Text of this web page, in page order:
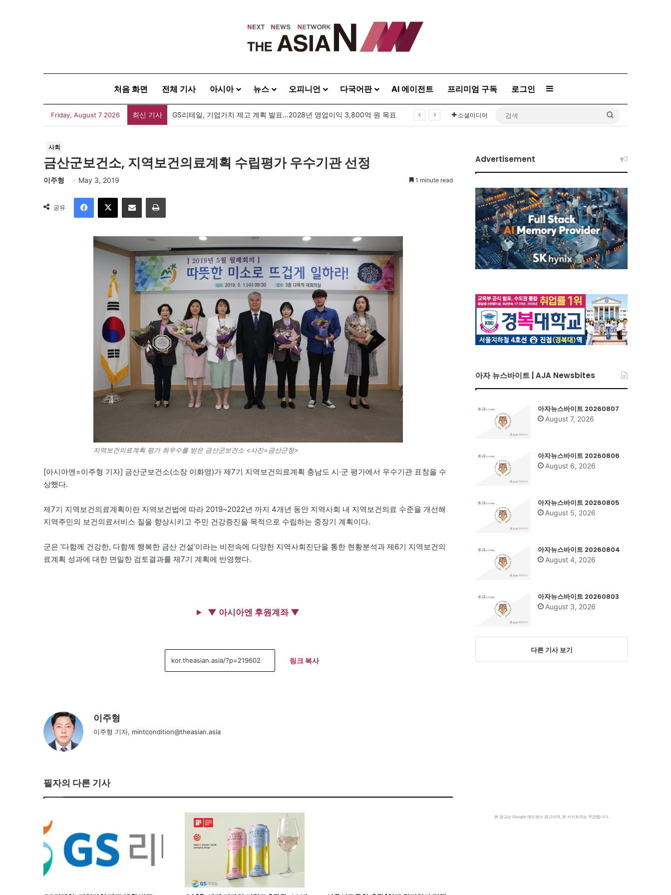
처음 화면 전체 기사 아시아 뉴스 오피니언 다국어판 AI 에이전트 프리미엄 구독 로그인 Sidebar
Friday, August 7 2026 최신 기사 GS리테일, 기업가치 제고 계획 발표…2028년 영업이익 3,800억 원 목표 소셜미디어
사회
금산군보건소, 지역보건의료계획 수립평가 우수기관 선정
이주형 May 3, 2019 1 minute read
공유
이메일
지역보건의료계획 평가 최우수를 받은 금산군보건소 <사진=금산군청>
[아시아엔=이주형 기자] 금산군보건소(소장 이화영)가 제7기 지역보건의료계획 충남도 시·군 평가에서 우수기관 표창을 수
상했다.
제7기 지역보건의료계획이란 지역보건법에 따라 2019~2022년 까지 4개년 동안 지역사회 내 지역보건의료 수준을 개선해
지역주민의 보건의료서비스 질을 향상시키고 주민 건강증진을 목적으로 수립하는 중장기 계획이다.
군은 ‘다함께 건강한, 다함께 행복한 금산 건설’이라는 비전속에 다양한 지역사회진단을 통한 현황분석과 제6기 지역보건의
료계획 성과에 대한 면밀한 검토결과를 제7기 계획에 반영했다.
▼ 아시아엔 후원계좌 ▼
링크 복사
이주형
이주형 기자, mintcondition@theasian.asia
필자의 다른 기사
Advertisement
아자 뉴스바이트 | AJA Newsbites
아자뉴스바이트 20260807
August 7, 2026
아자뉴스바이트 20260806
August 6, 2026
아자뉴스바이트 20260805
August 5, 2026
아자뉴스바이트 20260804
August 4, 2026
아자뉴스바이트 20260803
August 3, 2026
다른 기사 보기
본 광고는 Google 애드센스 광고이며, 본 사이트와는 무관합니다.